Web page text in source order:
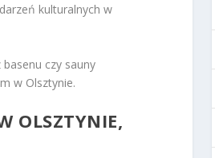
kulturalnych w
czy sauny
w Olsztynie.
OLSZTYNIE,